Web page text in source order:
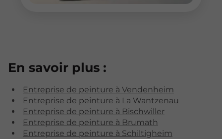
En savoir plus :
Entreprise de peinture à Vendenheim
Entreprise de peinture à La Wantzenau
Entreprise de peinture à Bischwiller
Entreprise de peinture à Brumath
Entreprise de peinture à Schiltigheim